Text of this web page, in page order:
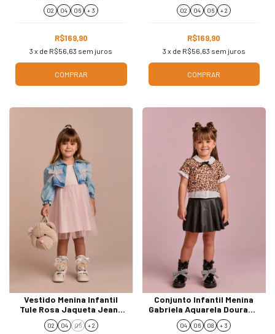
02 04 06 + 3
R$169,90
3 x de R$56,63 sem juros
COMPRAR
02 04 06 + 2
R$169,90
3 x de R$56,63 sem juros
COMPRAR
Vestido Menina Infantil
Tule Rosa Jaqueta Jeans
Gabriela Aquarela 261032
02 04 06 + 2
Conjunto Infantil Menina
Gabriela Aquarela Dourado
261017
04 06 08 + 3